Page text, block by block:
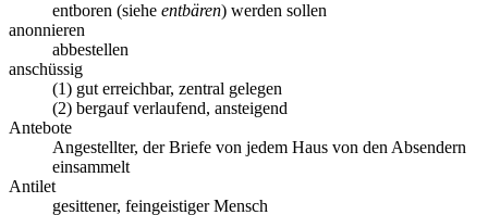
entboren (siehe entbären) werden sollen
anonnieren
abbestellen
anschüssig
(1) gut erreichbar, zentral gelegen
(2) bergauf verlaufend, ansteigend
Antebote
Angestellter, der Briefe von jedem Haus von den Absendern
einsammelt
Antilet
gesittener, feingeistiger Mensch